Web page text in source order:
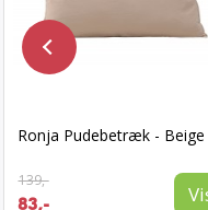
Ronja Pudebetræk - Beige
139,-
83,-